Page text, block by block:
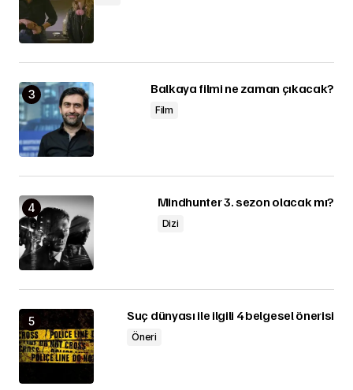
Balkaya filmi ne zaman çıkacak?
Film
Mindhunter 3. sezon olacak mı?
Dizi
Suç dünyası ile ilgili 4 belgesel önerisi
Öneri